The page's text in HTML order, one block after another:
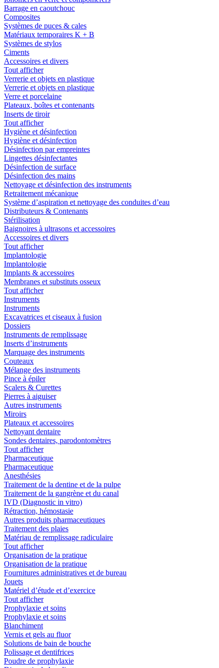
Barrage en caoutchouc
Composites
Systèmes de puces & cales
Matériaux temporaires K + B
Systèmes de stylos
Ciments
Accessoires et divers
Tout afficher
Verrerie et objets en plastique
Verrerie et objets en plastique
Verre et porcelaine
Plateaux, boîtes et contenants
Inserts de tiroir
Tout afficher
Hygiène et désinfection
Hygiène et désinfection
Désinfection par empreintes
Lingettes désinfectantes
Désinfection de surface
Désinfection des mains
Nettoyage et désinfection des instruments
Retraitement mécanique
Système d’aspiration et nettoyage des conduites d’eau
Distributeurs & Contenants
Stérilisation
Baignoires à ultrasons et accessoires
Accessoires et divers
Tout afficher
Implantologie
Implantologie
Implants & accessoires
Membranes et substituts osseux
Tout afficher
Instruments
Instruments
Excavatrices et ciseaux à fusion
Dossiers
Instruments de remplissage
Inserts d’instruments
Marquage des instruments
Couteaux
Mélange des instruments
Pince à épiler
Scalers & Curettes
Pierres à aiguiser
Autres instruments
Miroirs
Plateaux et accessoires
Nettoyant dentaire
Sondes dentaires, parodontomètres
Tout afficher
Pharmaceutique
Pharmaceutique
Anesthésies
Traitement de la dentine et de la pulpe
Traitement de la gangrène et du canal
IVD (Diagnostic in vitro)
Rétraction, hémostasie
Autres produits pharmaceutiques
Traitement des plaies
Matériau de remplissage radiculaire
Tout afficher
Organisation de la pratique
Organisation de la pratique
Fournitures administratives et de bureau
Jouets
Matériel d’étude et d’exercice
Tout afficher
Prophylaxie et soins
Prophylaxie et soins
Blanchiment
Vernis et gels au fluor
Solutions de bain de bouche
Polissage et dentifrices
Poudre de prophylaxie